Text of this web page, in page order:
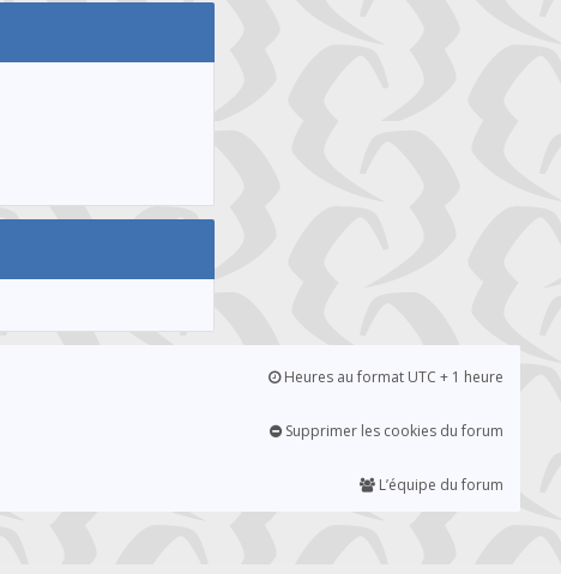
Heures au format UTC + 1 heure
Supprimer les cookies du forum
L’équipe du forum